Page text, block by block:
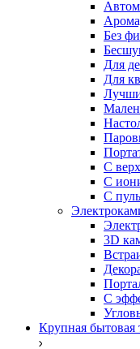
Без
Для
Для
С
С
С
3D
С
Крупная бытовая